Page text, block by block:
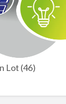
Lot (46)